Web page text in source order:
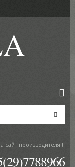
сайт производителя!!!